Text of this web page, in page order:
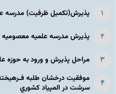
پذیرش(تکمیل ظرفیت) مدرسه
پذیرش مدرسه علمیه
مراحل پذیرش و ورود به حوزه
موفقیت درخشان طلبه
سرشت در المپياد كشوري